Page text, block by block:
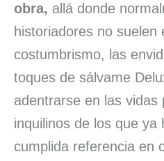
obra, allá donde
historiadores no suelen
costumbrismo, las
toques de sálvame
adentrarse en las vidas
inquilinos de los que ya
cumplida referencia en